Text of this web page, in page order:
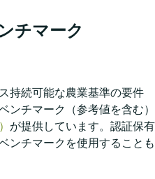
チマーク
持続可能な農業基準の要件
ンチマーク（参考値を含む）
が提供しています。認証保有
ンチマークを使用することも